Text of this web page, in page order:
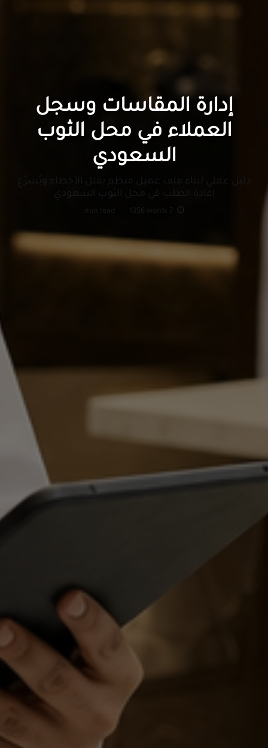
إدارة المقاسات وسجل
العملاء في محل الثوب
السعودي
دليل عملي لبناء ملف عميل منظم يقلل الأخطاء ويُسرّع
إعادة الطلب في محل الثوب السعودي
7
min read 1356 words